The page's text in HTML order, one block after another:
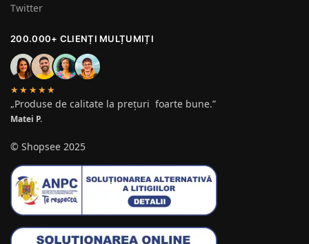
Twitter
200.000+ CLIENȚI MULȚUMIȚI
★★★★★
„Produse de calitate la prețuri foarte bune.”
Matei P.
© Shopsee 2025